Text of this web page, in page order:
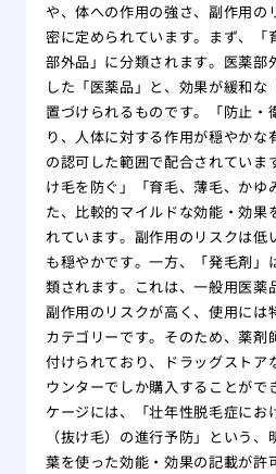
や、体への作用の強さ、副作用の
密に定められています。まず、「
部外品」に分類されます。医薬部
した「医薬品」と、効果が緩和
置づけられるものです。「防止・
り、人体に対する作用が穏やかな
の認可した範囲で配合されていま
け毛を防ぐ」「育毛、薄毛、かゆ
た、比較的マイルドな効能・効果
れています。副作用のリスクは低
も穏やかです。一方、「発毛剤」
類されます。これは、一般用医薬
副作用のリスクが高く、使用には
カテゴリーです。そのため、薬剤
付けられており、ドラッグストア
ウンターでしか購入することがで
ケージには、「壮年性脱毛症にお
（抜け毛）の進行予防」という
葉を使った効能・効果の記載が許